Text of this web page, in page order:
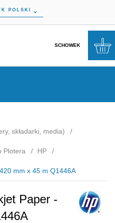
POLSKI
SCHOWEK
składarki, media)
Plotera HP
mm x 45 m Q1446A
Paper -